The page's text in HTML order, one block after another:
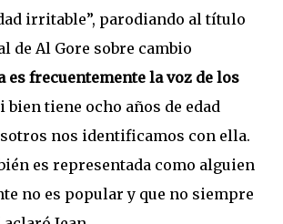
irritable”, parodiando al título
de Al Gore sobre cambio
es frecuentemente la voz de los
bien tiene ocho años de edad
nos identificamos con ella.
es representada como alguien
no es popular y que no siempre